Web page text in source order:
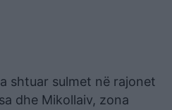
shtuar sulmet në rajonet
dhe Mikollaiv, zona